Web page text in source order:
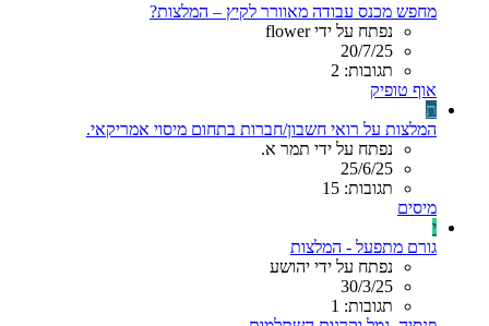
מחפש מכנס עבודה מאוורר לקיץ – המלצות?
נפתח על ידי flower
20/7/25
תגובות: 2
אוף טופיק
ת
המלצות על רואי חשבון/חברות בתחום מיסוי אמריקאי.
נפתח על ידי תמר א.
25/6/25
תגובות: 15
מיסים
י
גורם מתפעל - המלצות
נפתח על ידי יהושע
30/3/25
תגובות: 1